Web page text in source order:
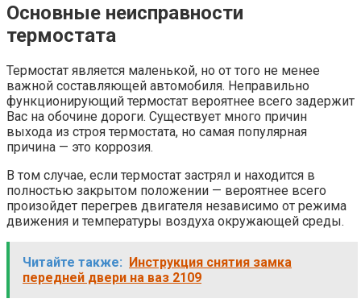
Основные неисправности
термостата
Термостат является маленькой, но от того не менее
важной составляющей автомобиля. Неправильно
функционирующий термостат вероятнее всего задержит
Вас на обочине дороги. Существует много причин
выхода из строя термостата, но самая популярная
причина — это коррозия.
В том случае, если термостат застрял и находится в
полностью закрытом положении — вероятнее всего
произойдет перегрев двигателя независимо от режима
движения и температуры воздуха окружающей среды.
Читайте также: Инструкция снятия замка
передней двери на ваз 2109